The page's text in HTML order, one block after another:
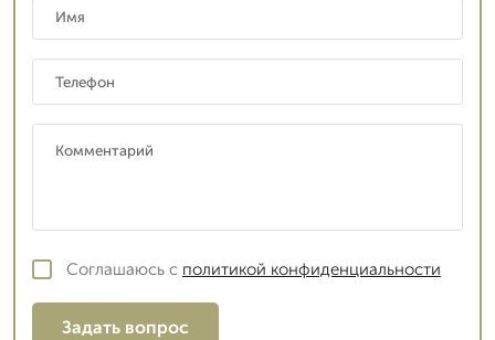
Соглашаюсь с политикой конфиденциальности
Задать вопрос